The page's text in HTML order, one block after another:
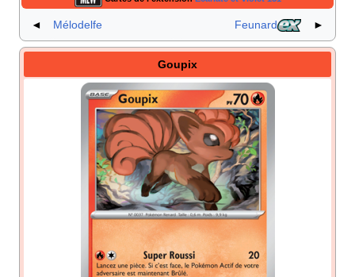
◄ Mélodelfe Feunard ►
Goupix